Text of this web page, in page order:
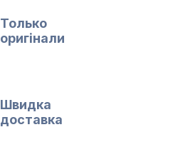
Только
оригінали
Швидка
доставка